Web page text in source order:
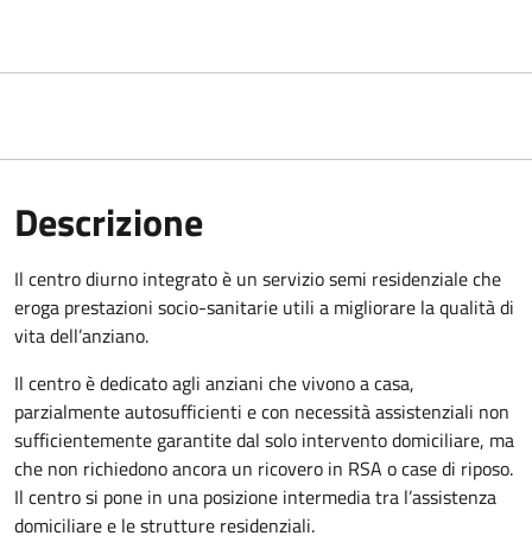
Descrizione
Il centro diurno integrato è un servizio semi residenziale che
eroga prestazioni socio-sanitarie utili a migliorare la qualità di
vita dell’anziano.
Il centro è dedicato agli anziani che vivono a casa,
parzialmente autosufficienti e con necessità assistenziali non
sufficientemente garantite dal solo intervento domiciliare, ma
che non richiedono ancora un ricovero in RSA o case di riposo.
Il centro si pone in una posizione intermedia tra l’assistenza
domiciliare e le strutture residenziali.